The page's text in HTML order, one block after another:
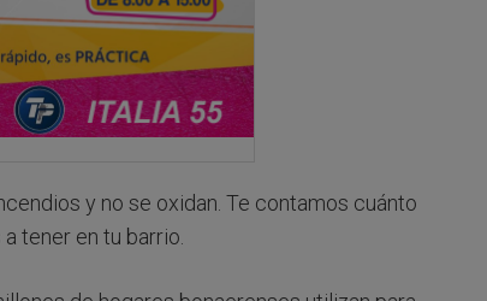
y no se oxidan. Te contamos cuánto
tener en tu barrio.